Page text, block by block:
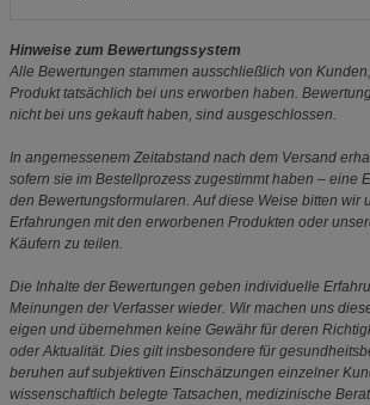
Hinweise zum Bewertungssystem
Alle Bewertungen stammen ausschließlich von
Produkt tatsächlich bei uns erworben haben.
nicht bei uns gekauft haben, sind ausgeschlossen.
In angemessenem Zeitabstand nach dem Versand
sofern sie im Bestellprozess zugestimmt haben – eine
den Bewertungsformularen. Auf diese Weise bitten wir
Erfahrungen mit den erworbenen Produkten oder
Käufern zu teilen.
Die Inhalte der Bewertungen geben individuelle
Meinungen der Verfasser wieder. Wir machen uns
eigen und übernehmen keine Gewähr für deren
oder Aktualität. Dies gilt insbesondere für
beruhen auf subjektiven Einschätzungen einzelner
wissenschaftlich belegte Tatsachen, medizinische